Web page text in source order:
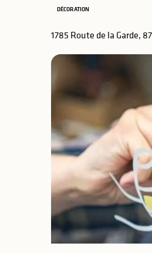
DÉCORATION
1785 Route de la Garde,